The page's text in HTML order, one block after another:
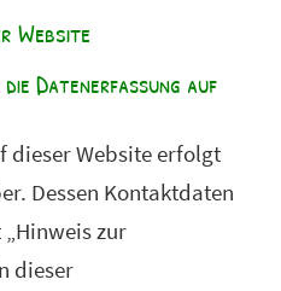
Website
Datenerfassung auf
dieser Website erfolgt
Dessen Kontaktdaten
zur
dieser